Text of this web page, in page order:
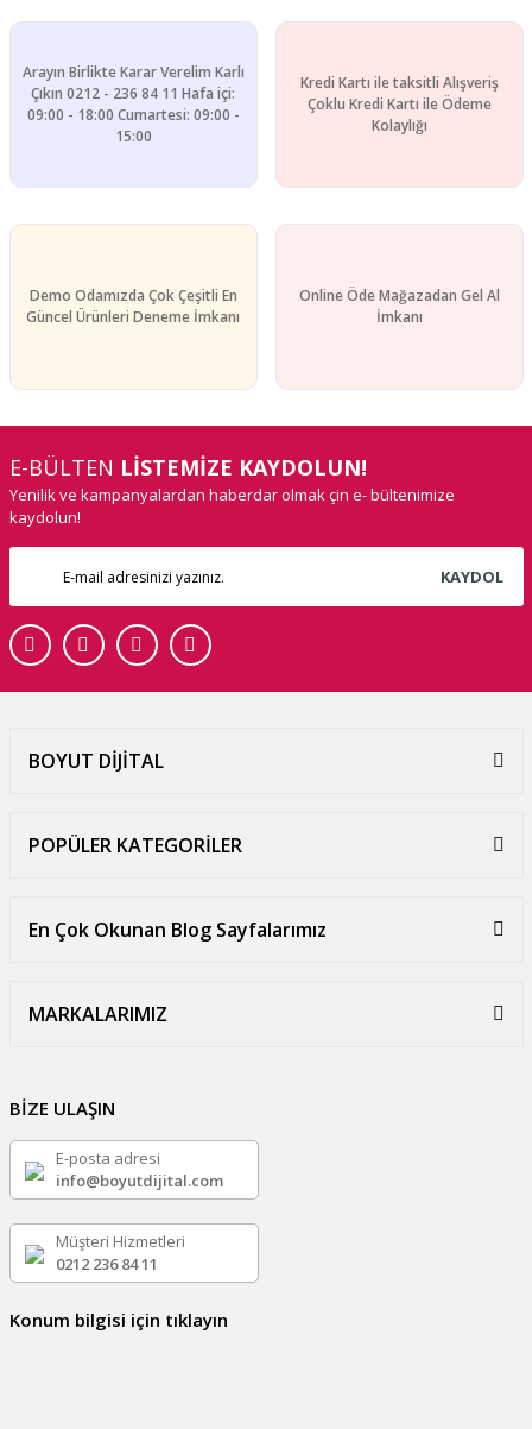
Arayın Birlikte Karar Verelim Karlı
Çıkın 0212 - 236 84 11 Hafa içi:
09:00 - 18:00 Cumartesi: 09:00 -
15:00
Kredi Kartı ile taksitli Alışveriş
Çoklu Kredi Kartı ile Ödeme
Kolaylığı
Demo Odamızda Çok Çeşitli En
Güncel Ürünleri Deneme İmkanı
Online Öde Mağazadan Gel Al
İmkanı
E-BÜLTEN LİSTEMİZE KAYDOLUN!
Yenilik ve kampanyalardan haberdar olmak çin e- bültenimize
kaydolun!
KAYDOL
BOYUT DİJİTAL
POPÜLER KATEGORİLER
En Çok Okunan Blog Sayfalarımız
MARKALARIMIZ
BİZE ULAŞIN
E-posta adresi
info@boyutdijital.com
Müşteri Hizmetleri
0212 236 84 11
Konum bilgisi için tıklayın